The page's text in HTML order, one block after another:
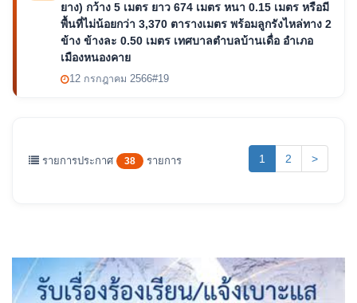
ยาง) กว้าง 5 เมตร ยาว 674 เมตร หนา 0.15 เมตร หรือมี
พื้นที่ไม่น้อยกว่า 3,370 ตารางเมตร พร้อมลูกรังไหล่ทาง 2
ข้าง ข้างละ 0.50 เมตร เทศบาลตำบลบ้านเดื่อ อำเภอ
เมืองหนองคาย
12 กรกฎาคม 2566#19
รายการประกาศ 38 รายการ 1 (current)
2 >